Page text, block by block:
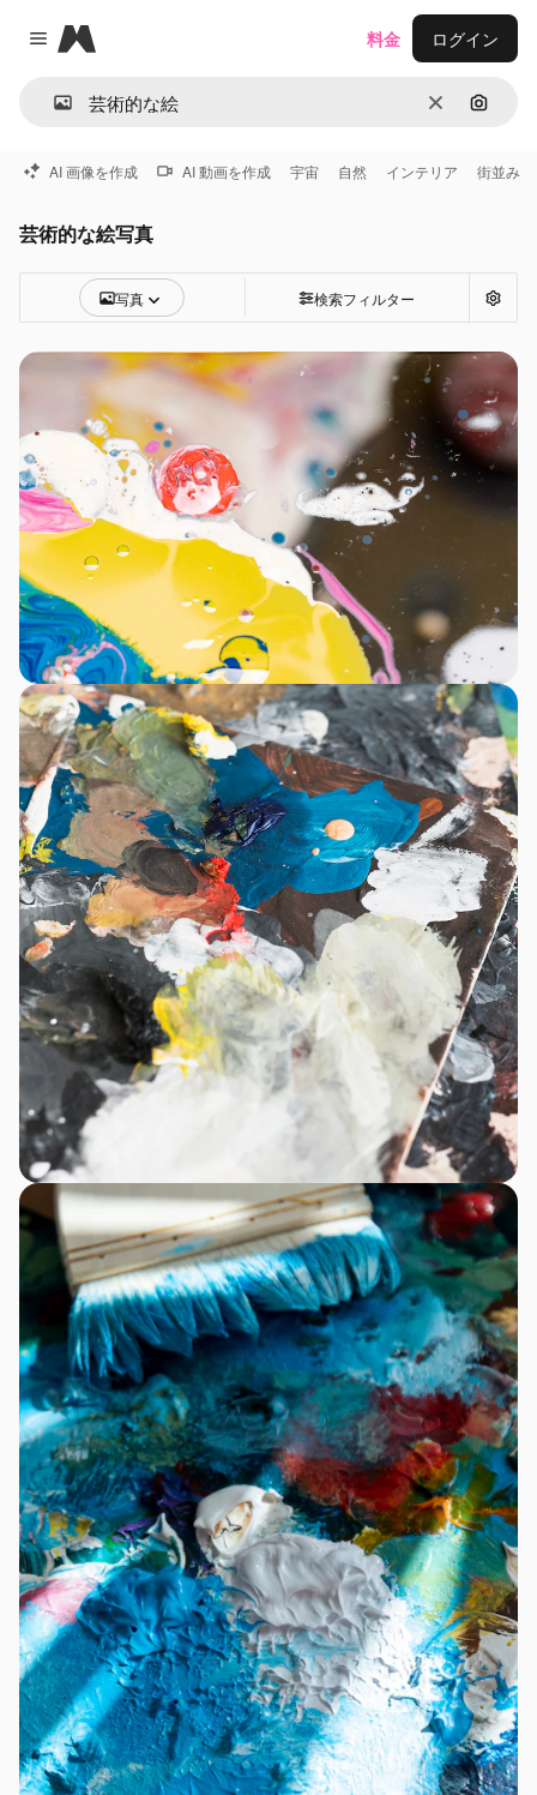
Close menu
Magnific
消去 画像で
料金 ログイン
AI 画像を作成 AI 動画を作成 宇宙 自然 インテリア 街並み
芸術的な絵写真
写真 検索フィルター